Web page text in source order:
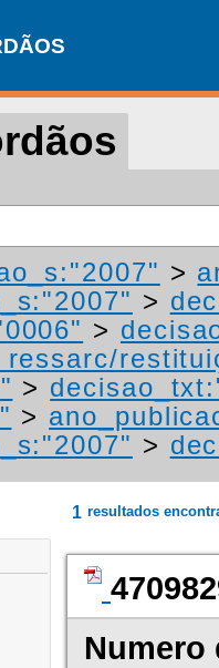
>
>
>
ressarc/
>
>
>
1 resultados
Numero